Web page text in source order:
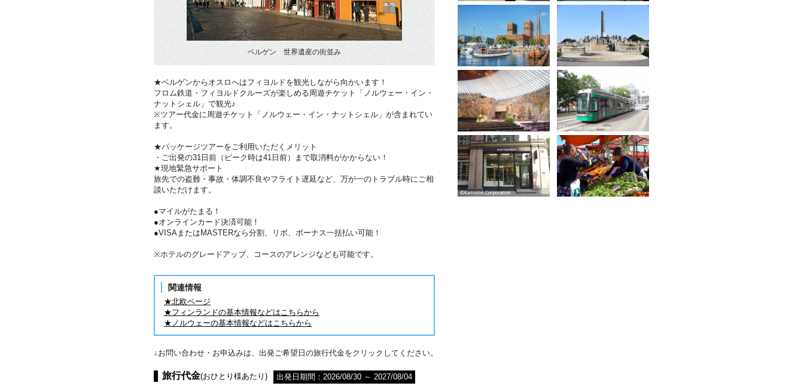
ベルゲン 世界遺産の街並み
★ベルゲンからオスロへはフィヨルドを観光しながら向かいます！
フロム鉄道・フィヨルドクルーズが楽しめる周遊チケット「ノルウェー・イン・
ナットシェル」で観光♪
※ツアー代金に周遊チケット「ノルウェー・イン・ナットシェル」が含まれてい
ます。
★パッケージツアーをご利用いただくメリット
・ご出発の31日前（ピーク時は41日前）まで取消料がかからない！
★現地緊急サポート
旅先での盗難・事故・体調不良やフライト遅延など、万が一のトラブル時にご相
談いただけます。
●マイルがたまる！
●オンラインカード決済可能！
●VISAまたはMASTERなら分割、リボ、ボーナス一括払い可能！
※ホテルのグレードアップ、コースのアレンジなども可能です。
関連情報
★北欧ページ
★フィンランドの基本情報などはこちらから
★ノルウェーの基本情報などはこちらから
↓お問い合わせ・お申込みは、出発ご希望日の旅行代金をクリックしてください。
旅行代金(おひとり様あたり)
出発日期間：2026/08/30 ～ 2027/08/04